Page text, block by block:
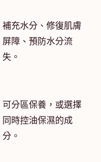
補充水分、修復肌膚
屏障、預防水分流
失。
可分區保養，或選擇
同時控油保濕的成
分。